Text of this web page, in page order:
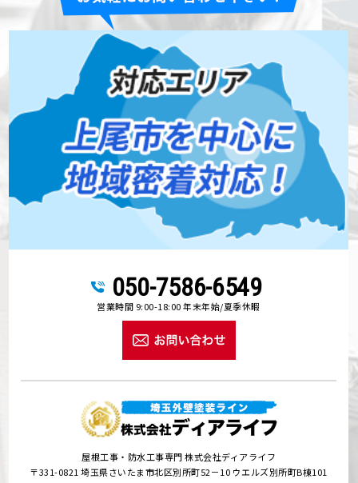
050-7586-6549
営業時間 9:00-18:00 年末年始/夏季休暇
屋根工事・防水工事専門 株式会社ディアライフ
〒331-0821 埼玉県さいたま市北区別所町52－10 ウエルズ別所町B棟101